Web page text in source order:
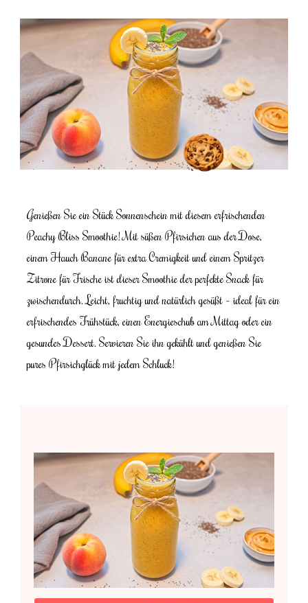
Genießen Sie ein Stück Sonnenschein mit diesem erfrischenden
Peachy Bliss Smoothie! Mit süßen Pfirsichen aus der Dose,
einem Hauch Banane für extra Cremigkeit und einem Spritzer
Zitrone für Frische ist dieser Smoothie der perfekte Snack für
zwischendurch. Leicht, fruchtig und natürlich gesüßt – ideal für ein
erfrischendes Frühstück, einen Energieschub am Mittag oder ein
gesundes Dessert. Servieren Sie ihn gekühlt und genießen Sie
pures Pfirsichglück mit jedem Schluck!